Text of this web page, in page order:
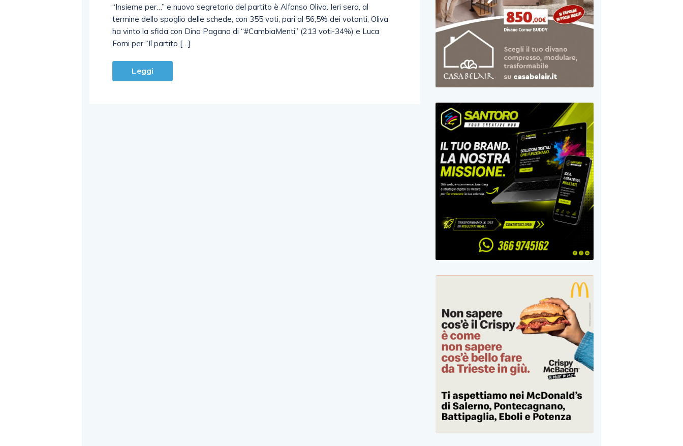
“Insieme per…” e nuovo segretario del partito è Alfonso Oliva. Ieri sera, al
termine dello spoglio delle schede, con 355 voti, pari al 56,5% dei votanti, Oliva
ha vinto la sfida con Dina Pagano di “#CambiaMenti” (213 voti-34%) e Luca
Forni per “Il partito […]
Leggi